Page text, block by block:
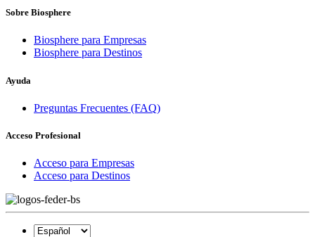
Sobre Biosphere
Biosphere para Empresas
Biosphere para Destinos
Ayuda
Preguntas Frecuentes (FAQ)
Acceso Profesional
Acceso para Empresas
Acceso para Destinos